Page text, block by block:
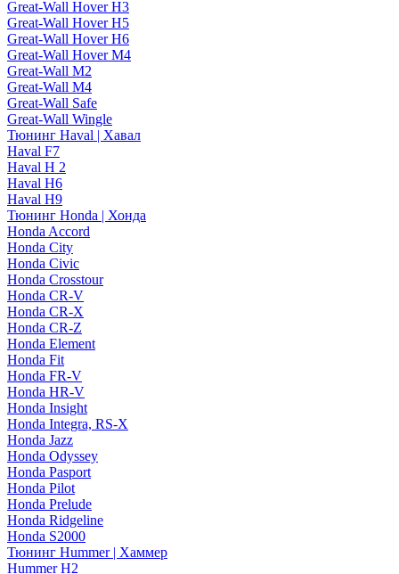
Great-Wall Hover H3
Great-Wall Hover H5
Great-Wall Hover H6
Great-Wall Hover M4
Great-Wall M2
Great-Wall M4
Great-Wall Safe
Great-Wall Wingle
Тюнинг Haval | Хавал
Haval F7
Haval H 2
Haval H6
Haval H9
Тюнинг Honda | Хонда
Honda Accord
Honda City
Honda Civic
Honda Crosstour
Honda CR-V
Honda CR-X
Honda CR-Z
Honda Element
Honda Fit
Honda FR-V
Honda HR-V
Honda Insight
Honda Integra, RS-X
Honda Jazz
Honda Odyssey
Honda Pasport
Honda Pilot
Honda Prelude
Honda Ridgeline
Honda S2000
Тюнинг Hummer | Хаммер
Hummer H2